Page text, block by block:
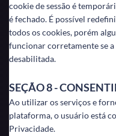
cookie de sessão é
é fechado. É possível
todos os cookies, porém
funcionar corretamente se
desabilitada.
SEÇÃO 8 -
Ao utilizar os serviços e
plataforma, o usuário está
Privacidade.